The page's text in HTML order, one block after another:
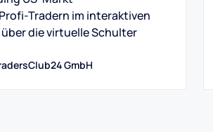
Tradern im interaktiven
die virtuelle Schulter
GmbH